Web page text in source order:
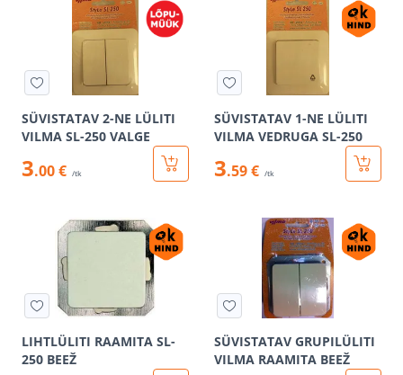
SÜVISTATAV 2-NE LÜLITI
VILMA SL-250 VALGE
3.00 € /tk
SÜVISTATAV 1-NE LÜLITI
VILMA VEDRUGA SL-250
3.59 € /tk
LIHTLÜLITI RAAMITA SL-
250 BEEŽ
SÜVISTATAV GRUPILÜLITI
VILMA RAAMITA BEEŽ